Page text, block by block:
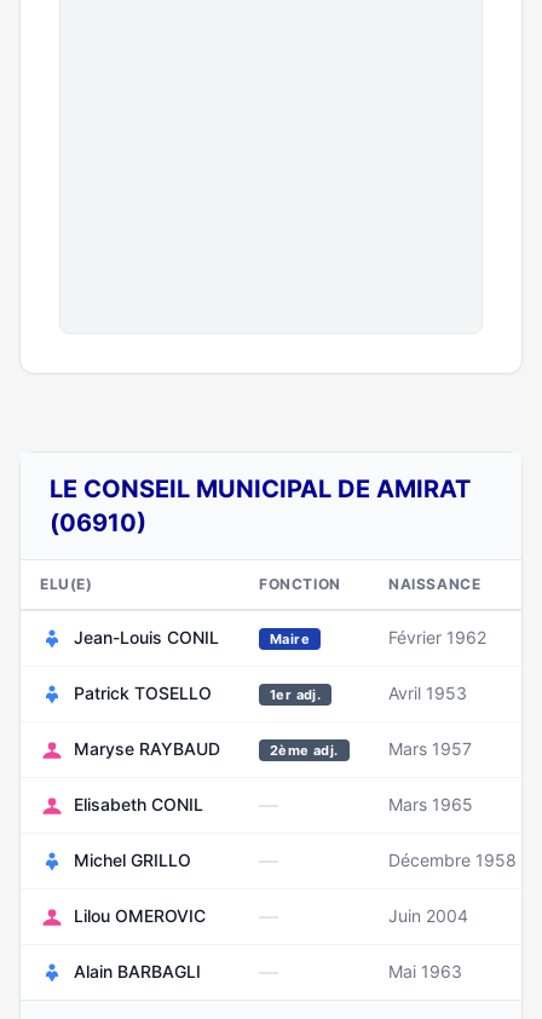
LE CONSEIL MUNICIPAL DE AMIRAT
(06910)
ELU(E) FONCTION NAISSANCE
Jean-Louis CONIL Maire Février 1962
Patrick TOSELLO 1er adj. Avril 1953
Maryse RAYBAUD 2ème adj. Mars 1957
Elisabeth CONIL — Mars 1965
Michel GRILLO — Décembre 1958
Lilou OMEROVIC — Juin 2004
Alain BARBAGLI — Mai 1963